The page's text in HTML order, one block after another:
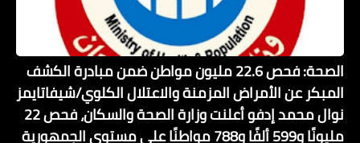
الصحة: فحص 22.6 مليون مواطن ضمن مبادرة الكشف
المبكر عن الأمراض المزمنة والاعتلال الكلوي/شيفاتايمز
نوال محمد إدفو أعلنت وزارة الصحة والسكان، فحص 22
مليونًا و599 ألفًا و788 مواطنًا على مستوى الجمهورية